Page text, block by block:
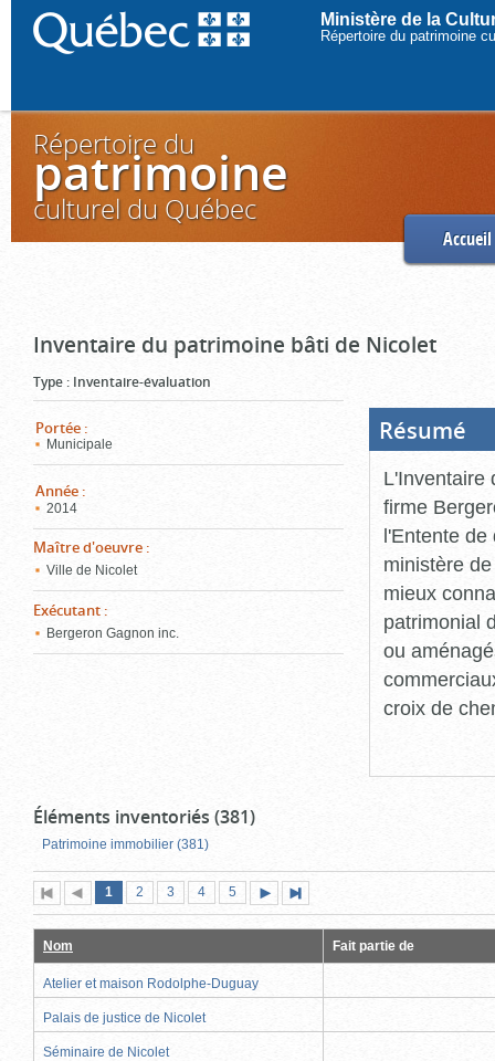
Ministère de la
Répertoire du patrimoine
Répertoire du
patrimoine
culturel du Québec
Accueil
Inventaire du patrimoine bâti de Nicolet
Type : Inventaire-évaluation
Portée :
Municipale
Année :
2014
Maître d'oeuvre :
Ville de Nicolet
Exécutant :
Bergeron Gagnon inc.
Résumé
L'Inventaire
firme
l'Entente de
ministère
mieux
patrimonial
ou
croix de
Éléments inventoriés (381)
Patrimoine immobilier (381)
Première
page
Page
précédente
Page
1 (page
actuelle)
Page
2 Page
3 Page
4 Page
5
suivante
page
Nom Fait partie de
Atelier et maison Rodolphe-Duguay
Palais de justice de Nicolet
Séminaire de Nicolet